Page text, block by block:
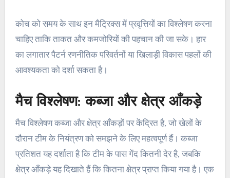
कोच को समय के साथ इन मैट्रिक्स में प्रवृत्तियों का विश्लेषण करना
चाहिए ताकि ताकत और कमजोरियों की पहचान की जा सके। हार
का लगातार पैटर्न रणनीतिक परिवर्तनों या खिलाड़ी विकास पहलों की
आवश्यकता को दर्शा सकता है।
मैच विश्लेषण: कब्जा और क्षेत्र आँकड़े
मैच विश्लेषण कब्जा और क्षेत्र आँकड़ों पर केंद्रित है, जो खेलों के
दौरान टीम के नियंत्रण को समझने के लिए महत्वपूर्ण हैं। कब्जा
प्रतिशत यह दर्शाता है कि टीम के पास गेंद कितनी देर है, जबकि
क्षेत्र आँकड़े यह दिखाते हैं कि कितना क्षेत्र प्राप्त किया गया है। एक